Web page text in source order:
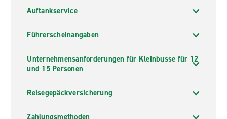
Auftankservice
Führerscheinangaben
Unternehmensanforderungen für Kleinbusse für 12
und 15 Personen
Reisegepäckversicherung
Zahlungsmethoden